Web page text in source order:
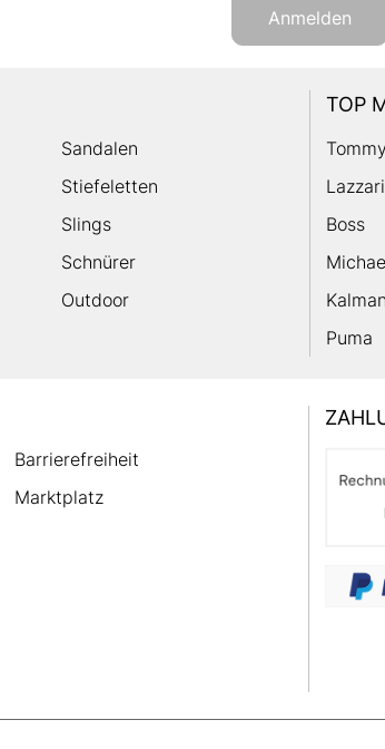
Anmelden
Sandalen
Stiefeletten
Slings
Schnürer
Outdoor
TOP
Boss
Puma
Barrierefreiheit
Marktplatz